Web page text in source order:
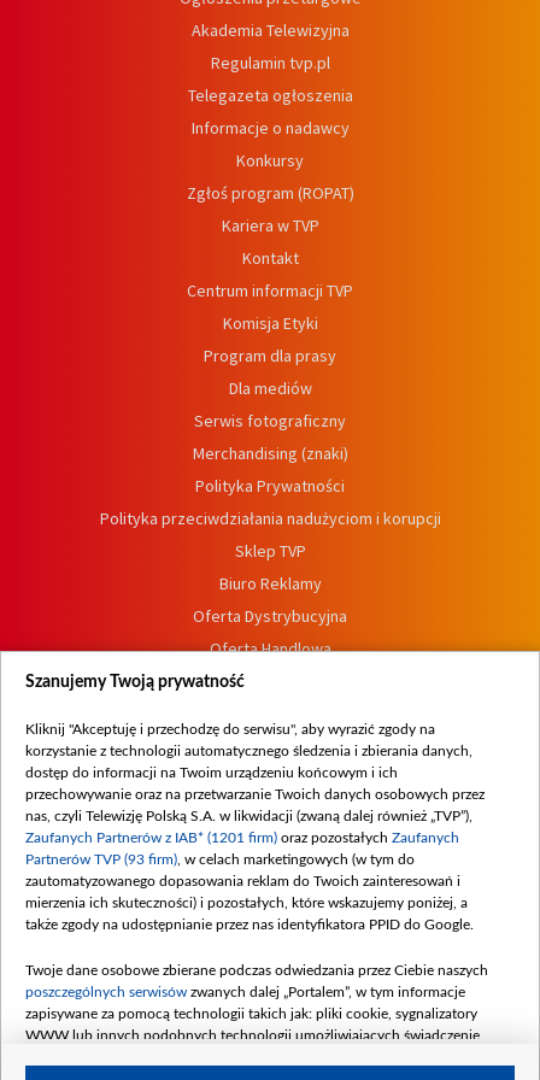
Akademia Telewizyjna
Regulamin tvp.pl
Telegazeta ogłoszenia
Informacje o nadawcy
Konkursy
Zgłoś program (ROPAT)
Kariera w TVP
Kontakt
Centrum informacji TVP
Komisja Etyki
Program dla prasy
Dla mediów
Serwis fotograficzny
Merchandising (znaki)
Polityka Prywatności
Polityka przeciwdziałania nadużyciom i korupcji
Sklep TVP
Biuro Reklamy
Oferta Dystrybucyjna
Oferta Handlowa
Dostępność
Procedura zgłoszeń wewnętrznych
Szanujemy Twoją prywatność
Kliknij "Akceptuję i przechodzę do serwisu", aby wyrazić zgody na
korzystanie z technologii automatycznego śledzenia i zbierania danych,
dostęp do informacji na Twoim urządzeniu końcowym i ich
przechowywanie oraz na przetwarzanie Twoich danych osobowych przez
nas, czyli Telewizję Polską S.A. w likwidacji (zwaną dalej również „TVP”),
Zaufanych Partnerów z IAB* (1201 firm) oraz pozostałych Zaufanych
Partnerów TVP (93 firm) , w celach marketingowych (w tym do
zautomatyzowanego dopasowania reklam do Twoich zainteresowań i
mierzenia ich skuteczności) i pozostałych, które wskazujemy poniżej, a
także zgody na udostępnianie przez nas identyfikatora PPID do Google.
Twoje dane osobowe zbierane podczas odwiedzania przez Ciebie naszych
poszczególnych serwisów zwanych dalej „Portalem”, w tym informacje
zapisywane za pomocą technologii takich jak: pliki cookie, sygnalizatory
WWW lub innych podobnych technologii umożliwiających świadczenie